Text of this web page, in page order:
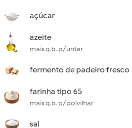
açúcar
azeite
mais q.b. p/ untar
fermento de padeiro fresco
farinha tipo 65
mais q.b. p/ polvilhar
sal